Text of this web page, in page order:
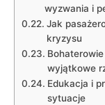
wyzwania i
Jak
kryzysu
wyjątkowe
Edukacja i
sytuacje